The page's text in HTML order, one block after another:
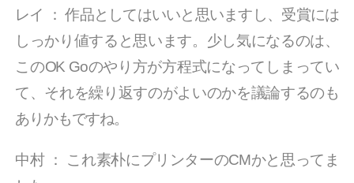
レイ ：作品としてはいいと思いますし、受賞には
しっかり値すると思います。少し気になるのは、
このOK Goのやり方が方程式になってしまってい
て、それを繰り返すのがよいのかを議論するのも
ありかもですね。
中村： これ素朴にプリンターのCMかと思ってま